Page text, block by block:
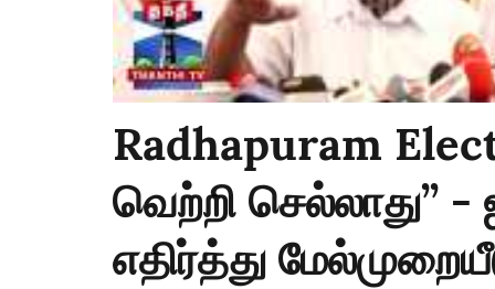
Radhapuram
வெற்றி
எதிர்த்து